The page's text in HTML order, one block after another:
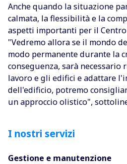
Anche quando la situazione
calmata, la flessibilità e la
aspetti importanti per il Centro
"Vedremo allora se il mondo
modo permanente durante la
conseguenza, sarà
lavoro e gli edifici e adattare
dell'edificio, potremo
un approccio olistico",
I nostri servizi
Gestione e manutenzione